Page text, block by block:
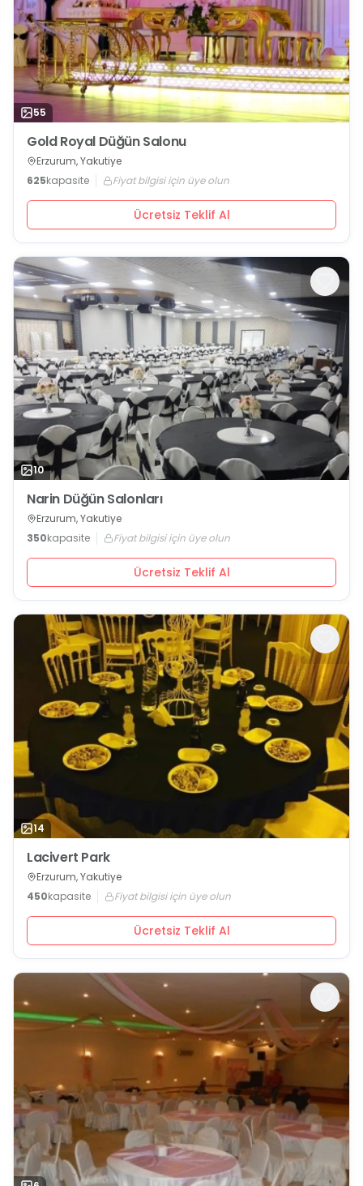
55
Gold Royal Düğün Salonu
Erzurum, Yakutiye
625kapasite Fiyat bilgisi için üye olun
Ücretsiz Teklif Al
10
Narin Düğün Salonları
Erzurum, Yakutiye
350kapasite Fiyat bilgisi için üye olun
Ücretsiz Teklif Al
14
Lacivert Park
Erzurum, Yakutiye
450kapasite Fiyat bilgisi için üye olun
Ücretsiz Teklif Al